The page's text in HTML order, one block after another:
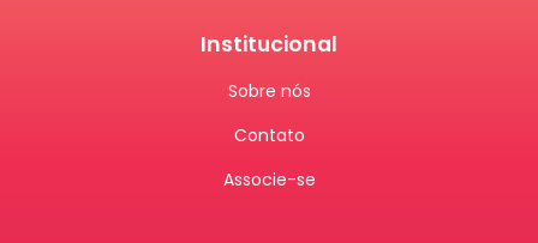
Institucional
Sobre nós
Contato
Associe-se